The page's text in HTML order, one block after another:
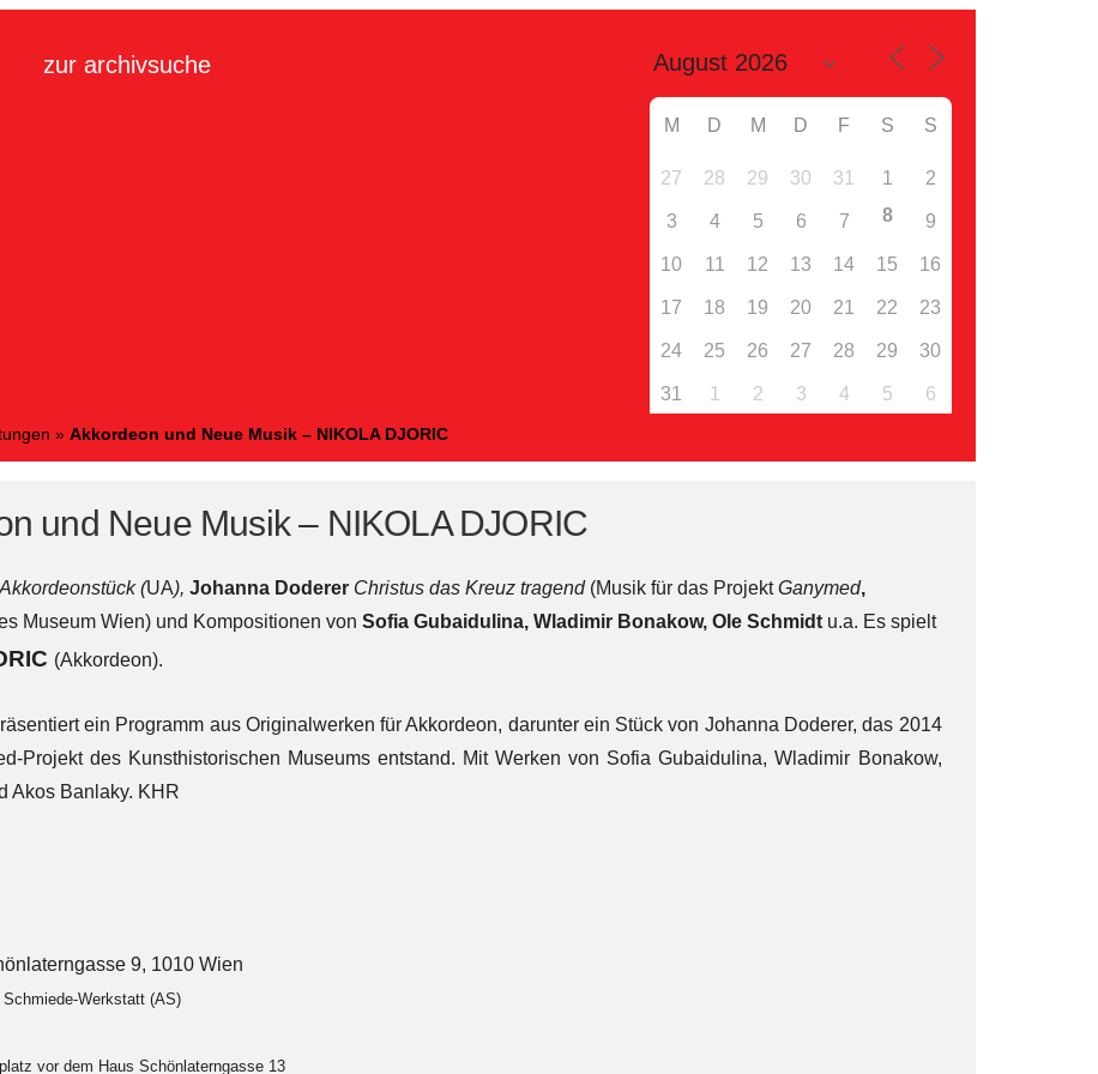
zur archivsuche
M D M D F S S
27 28 29 30 31 1 2
3 4 5 6 7 8 9
10 11 12 13 14 15 16
17 18 19 20 21 22 23
24 25 26 27 28 29 30
31 1 2 3 4 5 6
» Akkordeon und Neue Musik – NIKOLA DJORIC
und Neue Musik – NIKOLA DJORIC
Akkordeonstück(UA), Johanna Doderer Christus das Kreuz tragend(Musik für das ProjektGanymed,
Museum Wien) und Kompositionen von Sofia Gubaidulina, Wladimir Bonakow, Ole Schmidt u.a. Es spielt
(Akkordeon).
ein Programm aus Originalwerken für Akkordeon, darunter ein Stück von Johanna Doderer, das 2014
Projekt des Kunsthistorischen Museums entstand. Mit Werken von Sofia Gubaidulina, Wladimir Bonakow,
Akos Banlaky. KHR
9, 1010 Wien
Werkstatt (AS)
vor dem Haus Schönlaterngasse 13